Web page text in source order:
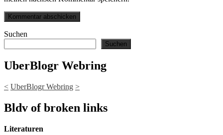
Suchen
Suchen
UberBlogr Webring
< UberBlogr Webring >
Bldv of broken links
Literaturen